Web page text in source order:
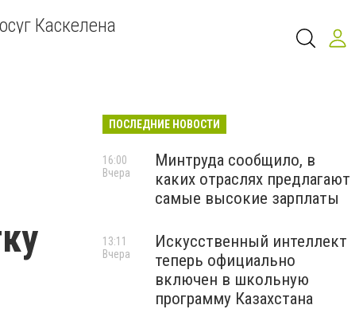
Каскелена
ПОСЛЕДНИЕ НОВОСТИ
Минтруда сообщило, в
каких отраслях предлагают
самые высокие зарплаты
16:00
Вчера
Искусственный интеллект
теперь официально
включен в школьную
программу Казахстана
13:11
Вчера